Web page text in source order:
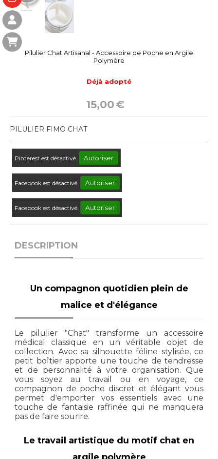
Pilulier Chat Artisanal - Accessoire de Poche en Argile
Polymère
15,00€
Déjà adopté
PILULIER FIMO CHAT
Pinterest est désactivé. Autoriser
Facebook est désactivé. Autoriser
Facebook est désactivé. Autoriser
DESCRIPTION
Un compagnon quotidien plein de
malice et d'élégance
Le pilulier "Chat" transforme un accessoire
médical classique en un véritable objet de
collection. Avec sa silhouette féline stylisée, ce
petit boîtier apporte une touche de tendresse
et de personnalité à votre organisation. Que
vous soyez au travail ou en voyage, ce
compagnon de poche discret et élégant vous
permet d'emporter vos essentiels avec une
touche de fantaisie raffinée qui ne manquera
pas de faire sourire.
Le travail artistique du motif chat en